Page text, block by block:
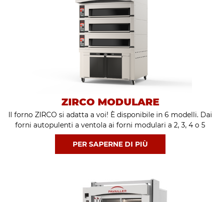
ZIRCO MODULARE
Il forno ZIRCO si adatta a voi! È disponibile in 6 modelli. Dai
forni autopulenti a ventola ai forni modulari a 2, 3, 4 o 5
piani, ZIRCO è in grado di soddisfare ogni esigenza. Con il
suo semplice e intuitivo controllo a sfioramento e fino a 99
programmi di cottura, ZIRCO garantisce un'eccellente
PER SAPERNE DI PIÙ